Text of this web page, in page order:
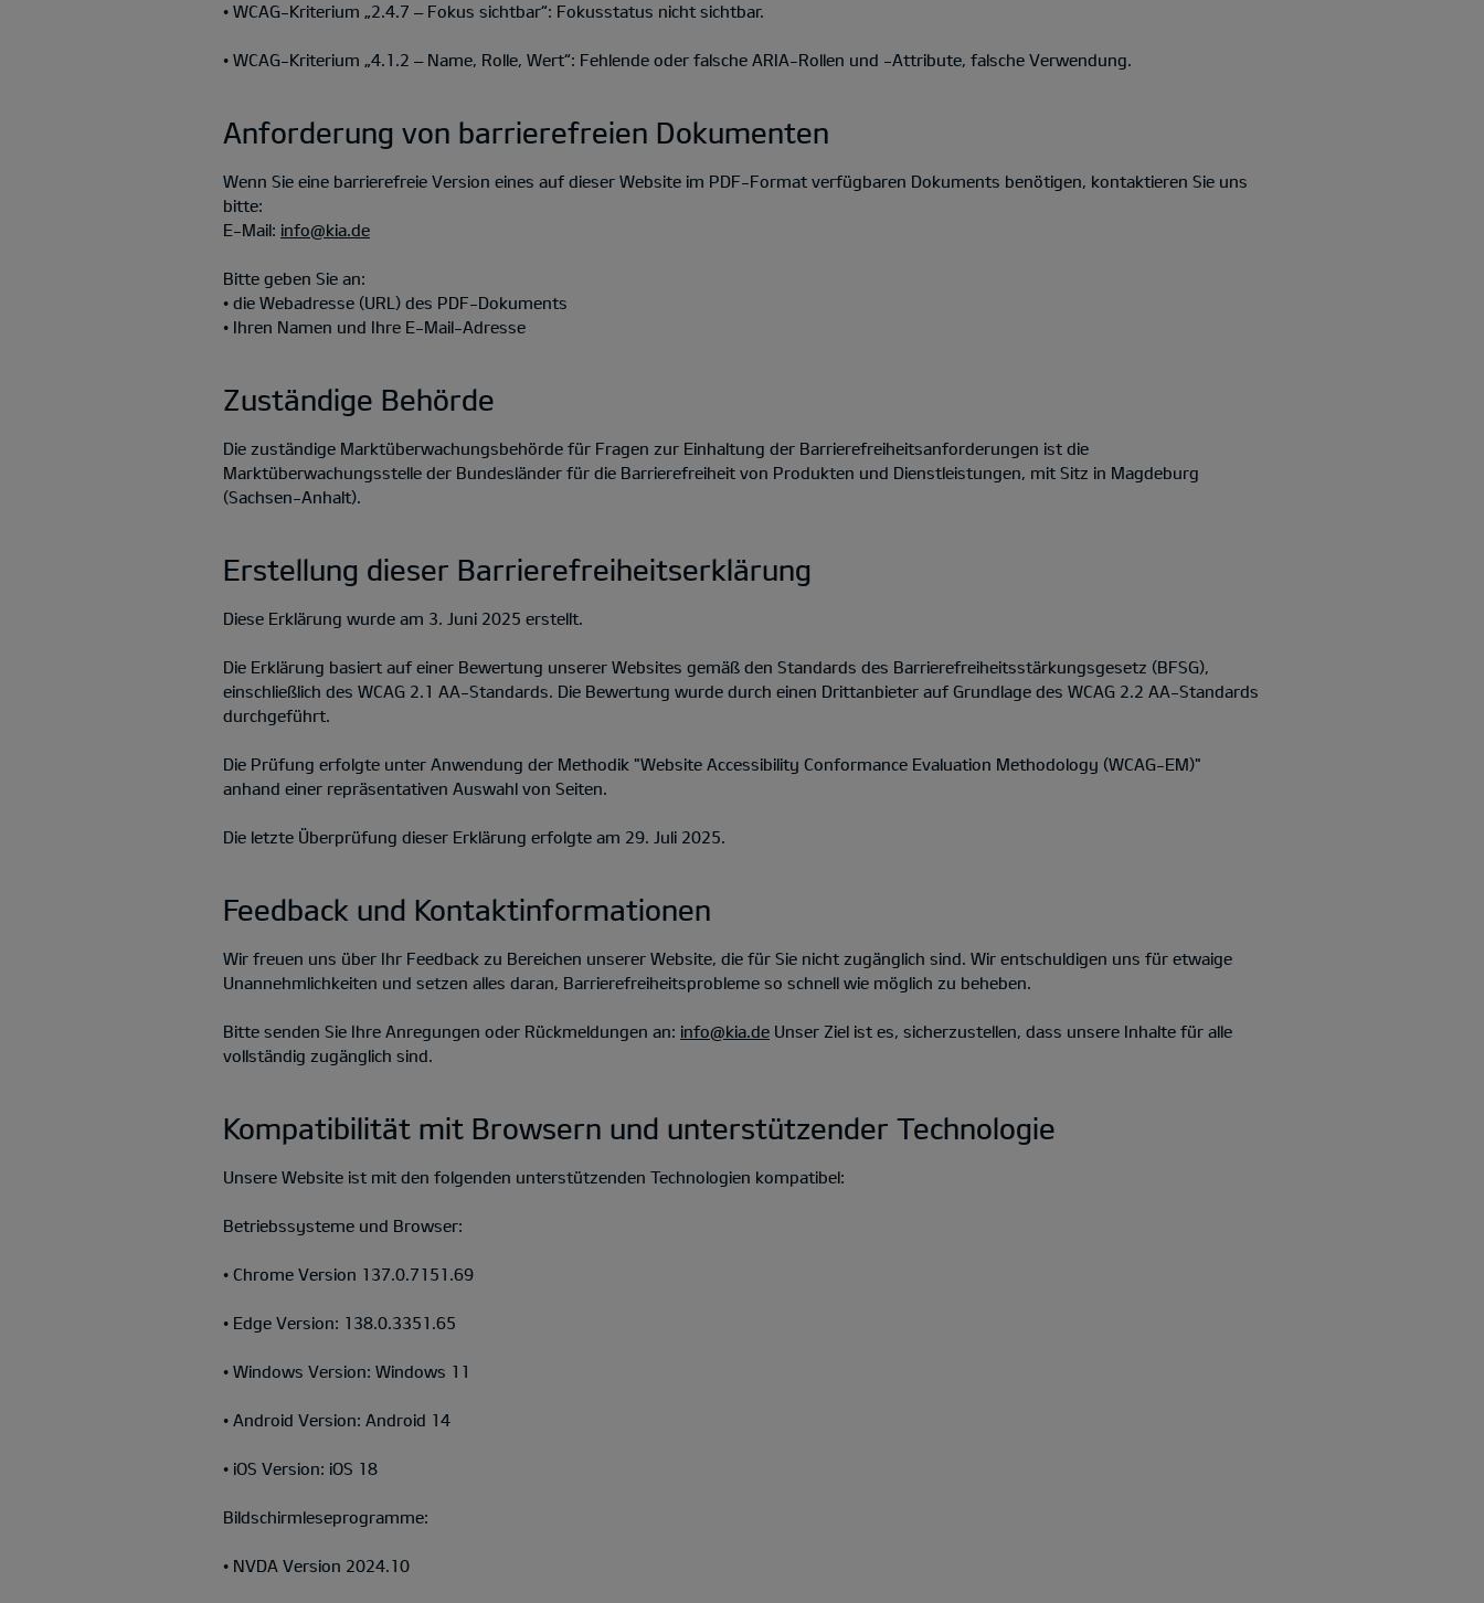
• WCAG-Kriterium „2.4.7 – Fokus sichtbar“: Fokusstatus nicht sichtbar.
• WCAG-Kriterium „4.1.2 – Name, Rolle, Wert“: Fehlende oder falsche ARIA-Rollen und -Attribute, falsche Verwendung.
Anforderung von barrierefreien Dokumenten
Wenn Sie eine barrierefreie Version eines auf dieser Website im PDF-Format verfügbaren Dokuments benötigen, kontaktieren Sie uns
bitte:
E-Mail: info@kia.de
Bitte geben Sie an:
• die Webadresse (URL) des PDF-Dokuments
• Ihren Namen und Ihre E-Mail-Adresse
Zuständige Behörde
Die zuständige Marktüberwachungsbehörde für Fragen zur Einhaltung der Barrierefreiheitsanforderungen ist die
Marktüberwachungsstelle der Bundesländer für die Barrierefreiheit von Produkten und Dienstleistungen, mit Sitz in Magdeburg
(Sachsen-Anhalt).
Erstellung dieser Barrierefreiheitserklärung
Diese Erklärung wurde am 3. Juni 2025 erstellt.
Die Erklärung basiert auf einer Bewertung unserer Websites gemäß den Standards des Barrierefreiheitsstärkungsgesetz (BFSG),
einschließlich des WCAG 2.1 AA-Standards. Die Bewertung wurde durch einen Drittanbieter auf Grundlage des WCAG 2.2 AA-Standards
durchgeführt.
Die Prüfung erfolgte unter Anwendung der Methodik "Website Accessibility Conformance Evaluation Methodology (WCAG-EM)"
anhand einer repräsentativen Auswahl von Seiten.
Die letzte Überprüfung dieser Erklärung erfolgte am 29. Juli 2025.
Feedback und Kontaktinformationen
Wir freuen uns über Ihr Feedback zu Bereichen unserer Website, die für Sie nicht zugänglich sind. Wir entschuldigen uns für etwaige
Unannehmlichkeiten und setzen alles daran, Barrierefreiheitsprobleme so schnell wie möglich zu beheben.
Bitte senden Sie Ihre Anregungen oder Rückmeldungen an: info@kia.de Unser Ziel ist es, sicherzustellen, dass unsere Inhalte für alle
vollständig zugänglich sind.
Kompatibilität mit Browsern und unterstützender Technologie
Unsere Website ist mit den folgenden unterstützenden Technologien kompatibel:
Betriebssysteme und Browser:
• Chrome Version 137.0.7151.69
• Edge Version: 138.0.3351.65
• Windows Version: Windows 11
• Android Version: Android 14
• iOS Version: iOS 18
Bildschirmleseprogramme:
• NVDA Version 2024.10